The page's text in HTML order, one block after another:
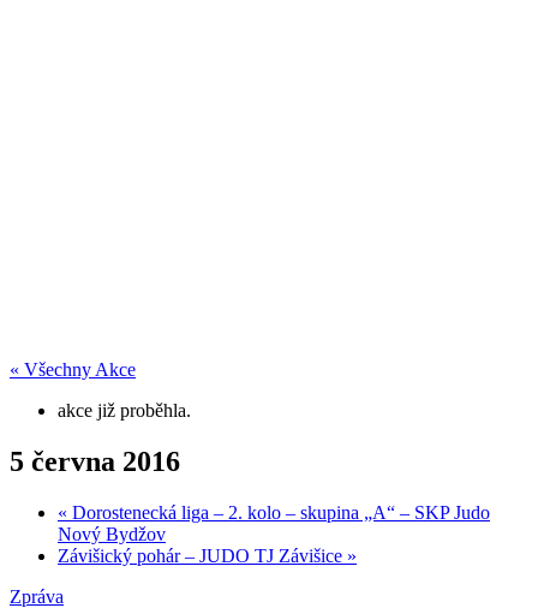
« Všechny Akce
akce již proběhla.
5 června 2016
« Dorostenecká liga – 2. kolo – skupina „A“ – SKP Judo
Nový Bydžov
Závišický pohár – JUDO TJ Závišice »
Zpráva